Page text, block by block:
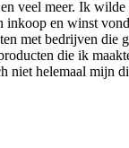
veel meer. Ik
inkoop en winst
met bedrijven die
die ik
niet helemaal mijn